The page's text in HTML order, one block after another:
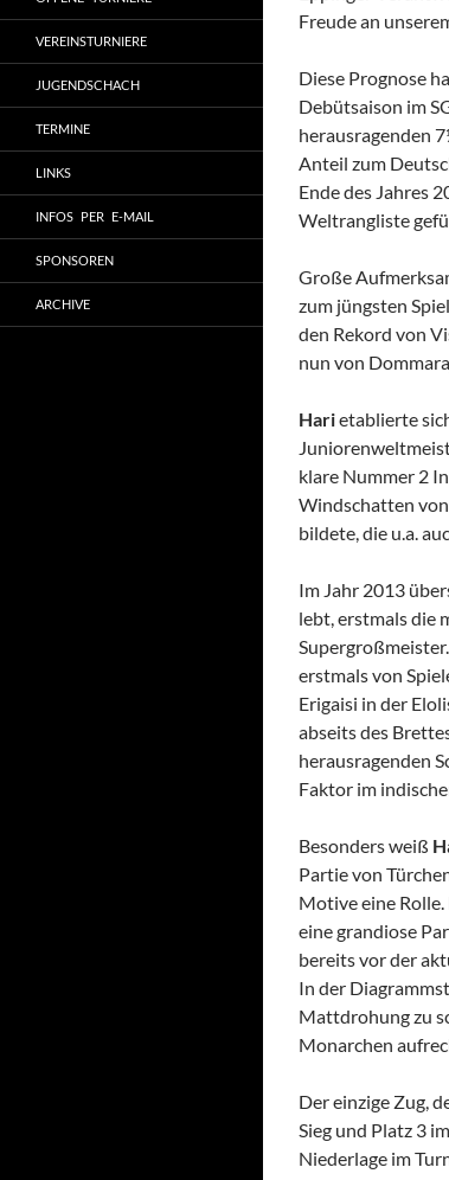
Freude an
Diese Prognose
Debütsaison im
herausragenden
Anteil zum
Ende des Jahres
Weltrangliste
Große
zum jüngsten
den Rekord von
nun von
Harietablierte
klare Nummer 2
Windschatten
bildete, die u.a.
Im Jahr 2013
lebt, erstmals die
erstmals von
Erigaisi in der
abseits des
herausragenden
Faktor im
Besonders weiß
Partie von
Motive eine
eine grandiose
bereits vor der
In der
Mattdrohung zu
Monarchen
Der einzige Zug,
Sieg und Platz 3
Niederlage im
VEREINSTURNIERE
JUGENDSCHACH
TERMINE
LINKS
INFOS PER E-MAIL
SPONSOREN
ARCHIVE